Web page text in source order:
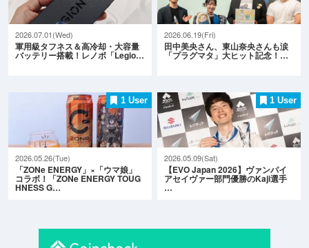
2026.07.01(Wed)
軍用級タフネス＆高冷却・大容量
バッテリー搭載！レノボ「Legio…
2026.06.19(Fri)
田中美央さん、東山奈央さんも涙
「プラグマタ」大ヒット記念！…
1 User
2026.05.26(Tue)
「ZONe ENERGY」×「ウマ娘」
コラボ！「ZONe ENERGY TOUG
HNESS G…
1 User
2026.05.09(Sat)
【EVO Japan 2026】ヴァンパイ
アセイヴァー部門優勝のKaji選手
…